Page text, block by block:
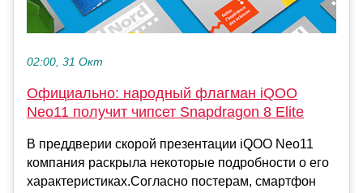
02:00, 31 Окт
Официально: народный флагман iQOO
Neo11 получит чипсет Snapdragon 8 Elite
В преддверии скорой презентации iQOO Neo11
компания раскрыла некоторые подробности о его
характеристиках.Согласно постерам, смартфон